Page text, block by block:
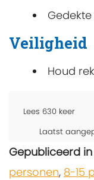
Veiligheid
Houd
Lees 630 keer
Laatst
Gepubliceerd in
personen, 8-15